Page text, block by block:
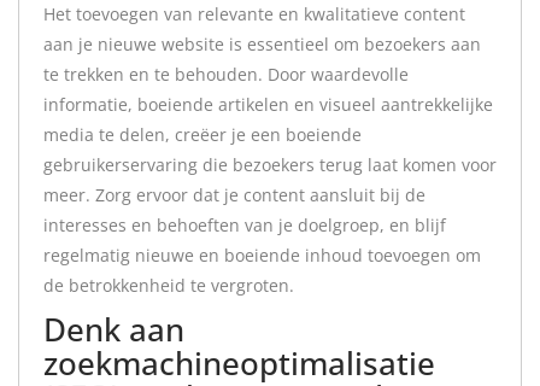
Het toevoegen van relevante en kwalitatieve content
aan je nieuwe website is essentieel om bezoekers aan
te trekken en te behouden. Door waardevolle
informatie, boeiende artikelen en visueel aantrekkelijke
media te delen, creëer je een boeiende
gebruikerservaring die bezoekers terug laat komen voor
meer. Zorg ervoor dat je content aansluit bij de
interesses en behoeften van je doelgroep, en blijf
regelmatig nieuwe en boeiende inhoud toevoegen om
de betrokkenheid te vergroten.
Denk aan
zoekmachineoptimalisatie